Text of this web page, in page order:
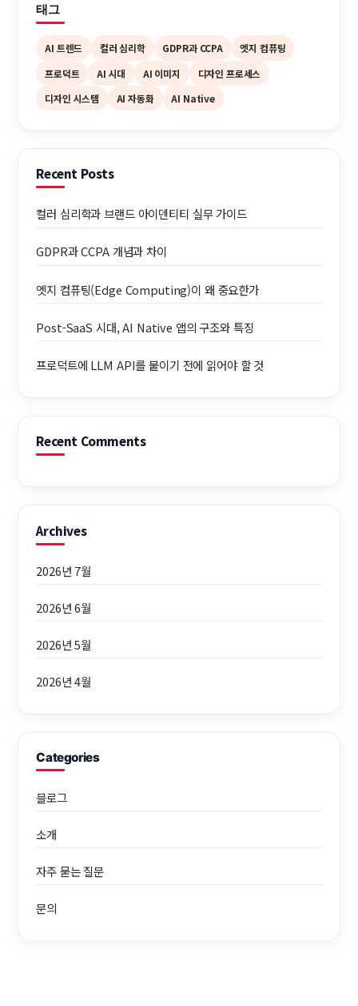
태그
AI 트렌드 컬러 심리학 GDPR과 CCPA
엣지 컴퓨팅
프로덕트
AI 시대 AI 이미지
디자인 프로세스
디자인 시스템
AI 자동화 AI Native
Recent Posts
컬러 심리학과 브랜드 아이덴티티 실무 가이드
GDPR과 CCPA 개념과 차이
엣지 컴퓨팅(Edge Computing)이 왜 중요한가
Post-SaaS 시대, AI Native 앱의 구조와 특징
프로덕트에 LLM API를 붙이기 전에 읽어야 할 것
Recent Comments
Archives
2026년 7월
2026년 6월
2026년 5월
2026년 4월
Categories
블로그
소개
자주 묻는 질문
문의